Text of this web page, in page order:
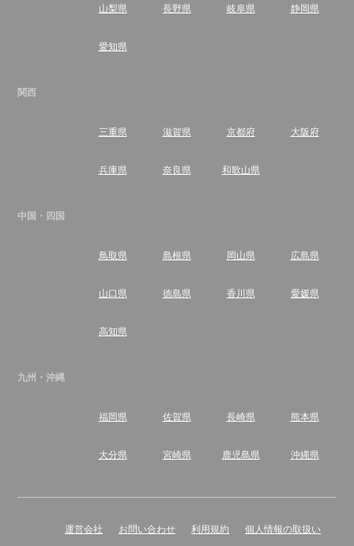
山梨県 長野県 岐阜県 静岡県
愛知県
関西
三重県 滋賀県 京都府 大阪府
兵庫県 奈良県 和歌山県
中国・四国
鳥取県 島根県 岡山県 広島県
山口県 徳島県 香川県 愛媛県
高知県
九州・沖縄
福岡県 佐賀県 長崎県 熊本県
大分県 宮崎県 鹿児島県 沖縄県
運営会社 お問い合わせ 利用規約 個人情報の取扱い